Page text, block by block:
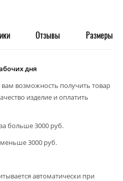
Отзывы Размеры
дня
возможность получить товар
изделие и оплатить
больше 3000 руб.
3000 руб.
автоматически при